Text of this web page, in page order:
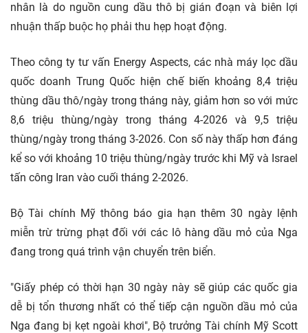
nhân là do nguồn cung dầu thô bị gián đoạn và biên lợi
nhuận thấp buộc họ phải thu hẹp hoạt động.
Theo công ty tư vấn Energy Aspects, các nhà máy lọc dầu
quốc doanh Trung Quốc hiện chế biến khoảng 8,4 triệu
thùng dầu thô/ngày trong tháng này, giảm hơn so với mức
8,6 triệu thùng/ngày trong tháng 4-2026 và 9,5 triệu
thùng/ngày trong tháng 3-2026. Con số này thấp hơn đáng
kể so với khoảng 10 triệu thùng/ngày trước khi Mỹ và Israel
tấn công Iran vào cuối tháng 2-2026.
Bộ Tài chính Mỹ thông báo gia hạn thêm 30 ngày lệnh
miễn trừ trừng phạt đối với các lô hàng dầu mỏ của Nga
đang trong quá trình vận chuyển trên biển.
"Giấy phép có thời hạn 30 ngày này sẽ giúp các quốc gia
dễ bị tổn thương nhất có thể tiếp cận nguồn dầu mỏ của
Nga đang bị kẹt ngoài khơi", Bộ trưởng Tài chính Mỹ Scott